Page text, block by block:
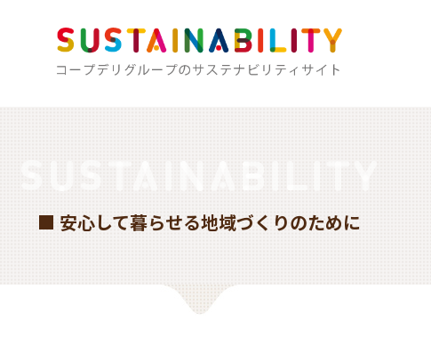
■ 安心して暮らせる地域づくりのために